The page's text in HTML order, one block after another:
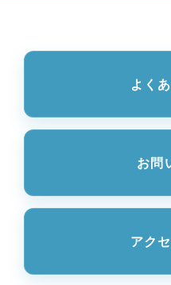
よく
お問
アク